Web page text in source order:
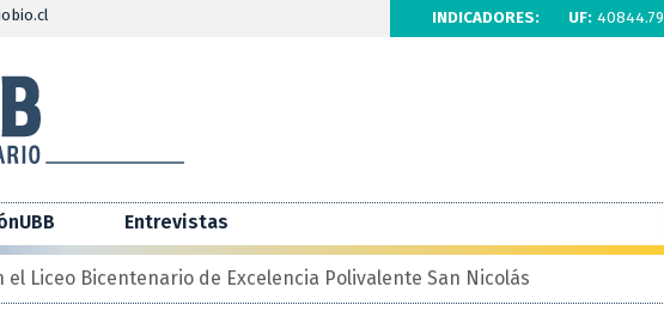
INDICADORES: UF: 40844.79
Entrevistas
el Liceo Bicentenario de Excelencia Polivalente San Nicolás